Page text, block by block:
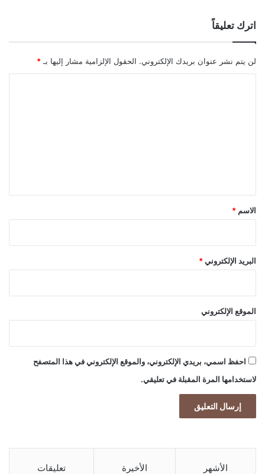
اترك تعليقاً
لن يتم نشر عنوان بريدك الإلكتروني. الحقول الإلزامية مشار إليها بـ *
*
الاسم *
البريد الإلكتروني *
الموقع الإلكتروني
احفظ اسمي، بريدي الإلكتروني، والموقع الإلكتروني في هذا المتصفح
لاستخدامها المرة المقبلة في تعليقي.
الأشهر الأخيرة تعليقات